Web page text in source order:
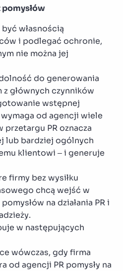
być własnością
i podlegać ochronie,
nie można jej
do generowania
głównych czynników
wstępnej
od agencji wiele
przetargu PR oznacza
lub bardziej ogólnych
klientowi – i generuje
firmy bez wysiłku
chcą wejść w
na działania PR i
w następujących
wówczas, gdy firma
od agencji PR pomysły na